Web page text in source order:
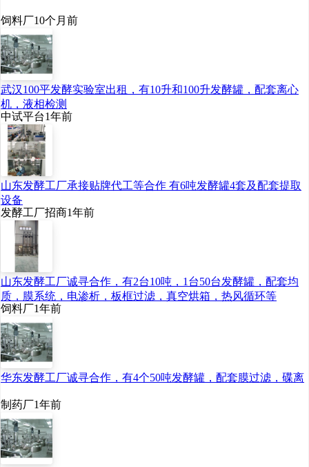
饲料厂10个月前
武汉100平发酵实验室出租，有10升和100升发酵罐，配套离心
机，液相检测
中试平台1年前
山东发酵工厂承接贴牌代工等合作 有6吨发酵罐4套及配套提取
设备
发酵工厂招商1年前
山东发酵工厂诚寻合作，有2台10吨，1台50台发酵罐，配套均
质，膜系统，电渗析，板框过滤，真空烘箱，热风循环等
饲料厂1年前
华东发酵工厂诚寻合作，有4个50吨发酵罐，配套膜过滤，碟离
制药厂1年前